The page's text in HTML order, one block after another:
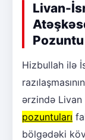
Livan-
Pozuntu
Hizbullah ilə
ərzində
pozuntuları
bölgədəki